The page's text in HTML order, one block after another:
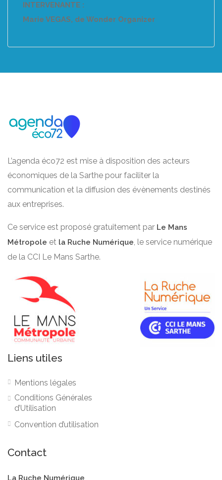
INTERVENANTE :
Marie VEGAS, de Wonder Organizer
L’agenda éco72 est mise à disposition des acteurs
économiques de la Sarthe pour faciliter la
communication et la diffusion des évènements destinés
aux entreprises.
Ce service est proposé gratuitement par Le Mans
Métropole et la Ruche Numérique, le service numérique
de la CCI Le Mans Sarthe.
Liens utiles
Mentions légales
Conditions Générales
d’Utilisation
Convention d’utilisation
Contact
La Ruche Numérique